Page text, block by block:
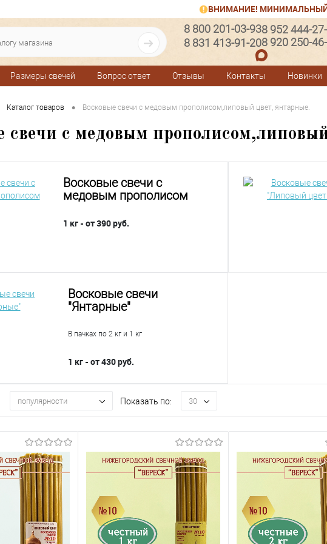
ВНИМАНИЕ! МИНИМАЛЬНЫЙ
8 800 201-03-93
8 831 413-91-20
8 952 444-
8 920 250-
Размеры свечей Вопрос ответ Отзывы Контакты Новинки
Каталог товаров • Восковые свечи с медовым прополисом,липовый цвет, янтарные.
свечи с медовым
Восковые свечи с
медовым прополисом
1 кг - от 390 руб.
Восковые свечи
"Янтарные"
В пачках по 2 кг и 1 кг
1 кг - от 430 руб.
популярности Показать по: 30